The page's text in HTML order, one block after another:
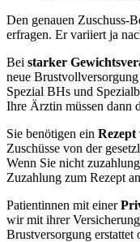
Den genauen Zuschuss-
erfragen. Er variiert ja
Bei starker
neue
Spezial BHs und
Ihre Ärztin müssen dann
Sie benötigen ein
Zuschüsse von der
Wenn Sie nicht
Zuzahlung zum Rezept
Patientinnen mit einer
wir mit ihrer
Brustversorgung erstattet